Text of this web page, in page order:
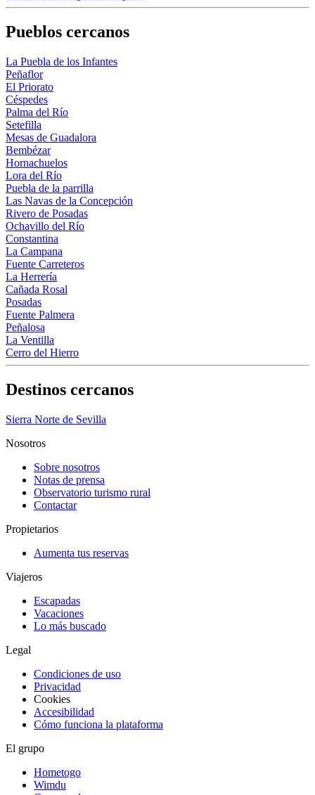
Pueblos cercanos
La Puebla de los Infantes
Peñaflor
El Priorato
Céspedes
Palma del Río
Setefilla
Mesas de Guadalora
Bembézar
Hornachuelos
Lora del Río
Puebla de la parrilla
Las Navas de la Concepción
Rivero de Posadas
Ochavillo del Río
Constantina
La Campana
Fuente Carreteros
La Herrería
Cañada Rosal
Posadas
Fuente Palmera
Peñalosa
La Ventilla
Cerro del Hierro
Destinos cercanos
Sierra Norte de Sevilla
Nosotros
Sobre nosotros
Notas de prensa
Observatorio turismo rural
Contactar
Propietarios
Aumenta tus reservas
Viajeros
Escapadas
Vacaciones
Lo más buscado
Legal
Condiciones de uso
Privacidad
Cookies
Accesibilidad
Cómo funciona la plataforma
El grupo
Hometogo
Wimdu